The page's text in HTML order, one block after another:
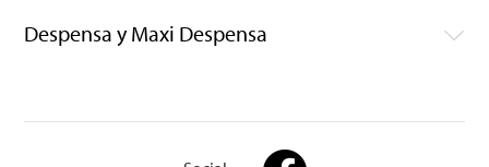
Despensa y Maxi Despensa